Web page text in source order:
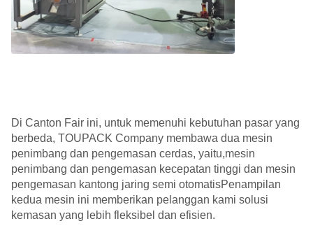
Di Canton Fair ini, untuk memenuhi kebutuhan pasar yang
berbeda, TOUPACK Company membawa dua mesin
penimbang dan pengemasan cerdas, yaitu,mesin
penimbang dan pengemasan kecepatan tinggi dan mesin
pengemasan kantong jaring semi otomatisPenampilan
kedua mesin ini memberikan pelanggan kami solusi
kemasan yang lebih fleksibel dan efisien.